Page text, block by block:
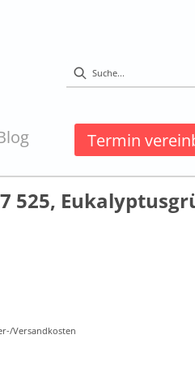
Termin
525,
Versandkosten